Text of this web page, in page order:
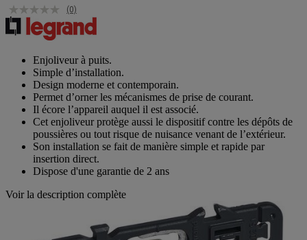
(0)
Enjoliveur à puits.
Simple d’installation.
Design moderne et contemporain.
Permet d’orner les mécanismes de prise de courant.
Il écore l’appareil auquel il est associé.
Cet enjoliveur protège aussi le dispositif contre les dépôts de
poussières ou tout risque de nuisance venant de l’extérieur.
Son installation se fait de manière simple et rapide par
insertion direct.
Dispose d'une garantie de 2 ans
Voir la description complète